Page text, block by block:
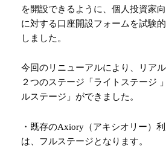
を開設できるように、個人投資家
に対する口座開設フォームを試験
しました。
今回のリニューアルにより、リア
２つのステージ「ライトステージ
ルステージ」ができました。
・既存のAxiory（アキシオリー）
は、フルステージとなります。